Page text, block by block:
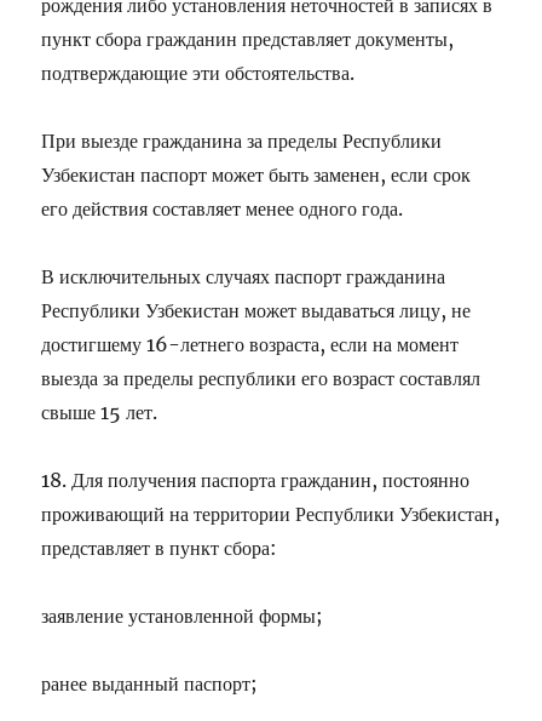
рождения либо установления неточностей в записях в
пункт сбора гражданин представляет документы,
подтверждающие эти обстоятельства.
При выезде гражданина за пределы Республики
Узбекистан паспорт может быть заменен, если срок
его действия составляет менее одного года.
В исключительных случаях паспорт гражданина
Республики Узбекистан может выдаваться лицу, не
достигшему 16-летнего возраста, если на момент
выезда за пределы республики его возраст составлял
свыше 15 лет.
18. Для получения паспорта гражданин, постоянно
проживающий на территории Республики Узбекистан,
представляет в пункт сбора:
заявление установленной формы;
ранее выданный паспорт;